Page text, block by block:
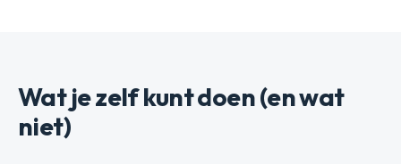
Wat je zelf kunt doen (en wat
niet)